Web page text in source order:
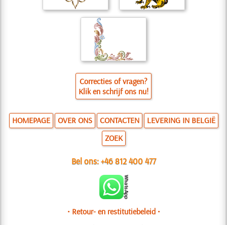
Correcties of vragen?
Klik en schrijf ons nu!
HOMEPAGE OVER ONS CONTACTEN
LEVERING IN BELGIË
ZOEK
Bel ons:+46 812 400 477
• Retour- en restitutiebeleid •